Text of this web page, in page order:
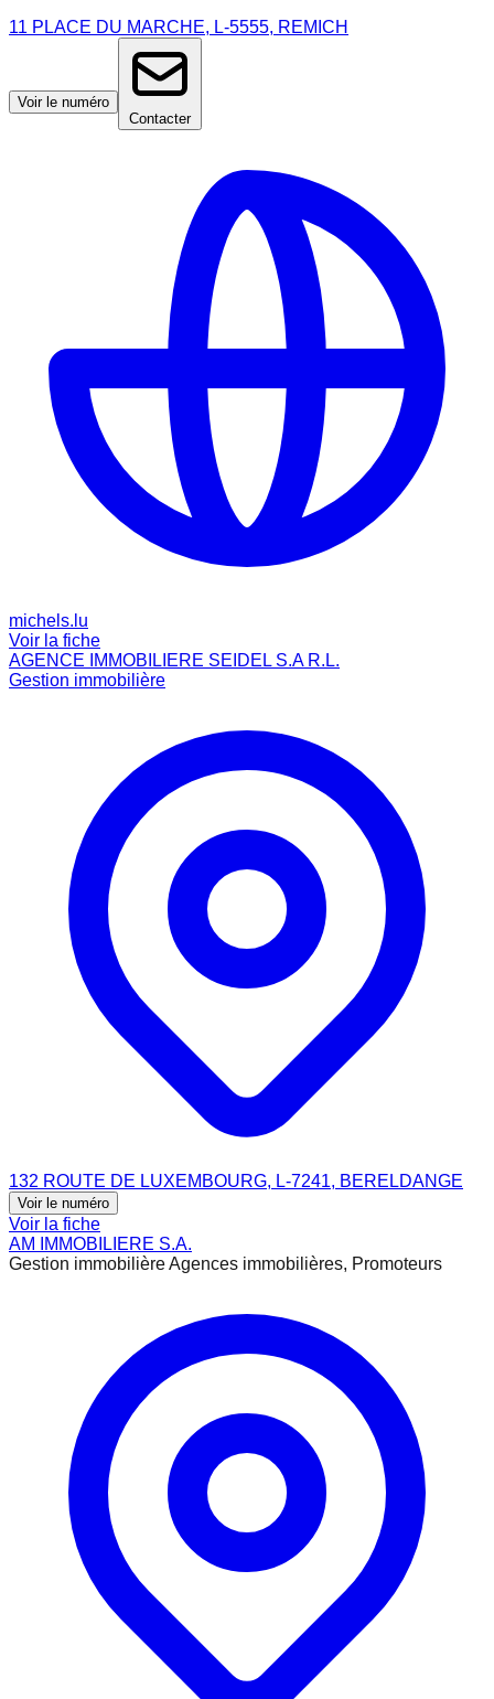
11 PLACE DU MARCHE, L-5555, REMICH
Voir le numéro
Contacter
michels.lu
Voir la fiche
AGENCE IMMOBILIERE SEIDEL S.A R.L.
Gestion immobilière
132 ROUTE DE LUXEMBOURG, L-7241, BERELDANGE
Voir le numéro
Voir la fiche
AM IMMOBILIERE S.A.
Gestion immobilière Agences immobilières, Promoteurs